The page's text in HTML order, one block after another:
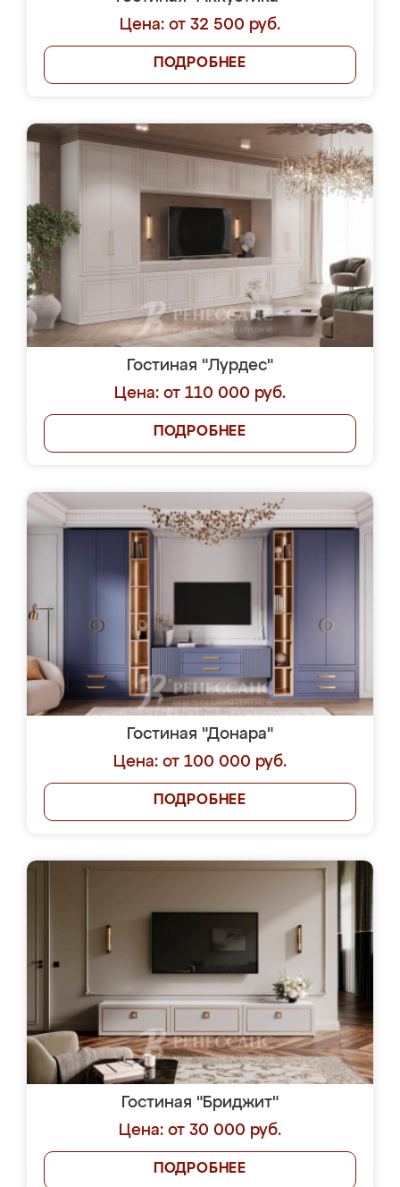
Цена: от 32 500 руб.
ПОДРОБНЕЕ
Гостиная "Лурдес"
Цена: от 110 000 руб.
ПОДРОБНЕЕ
Гостиная "Донара"
Цена: от 100 000 руб.
ПОДРОБНЕЕ
Гостиная "Бриджит"
Цена: от 30 000 руб.
ПОДРОБНЕЕ